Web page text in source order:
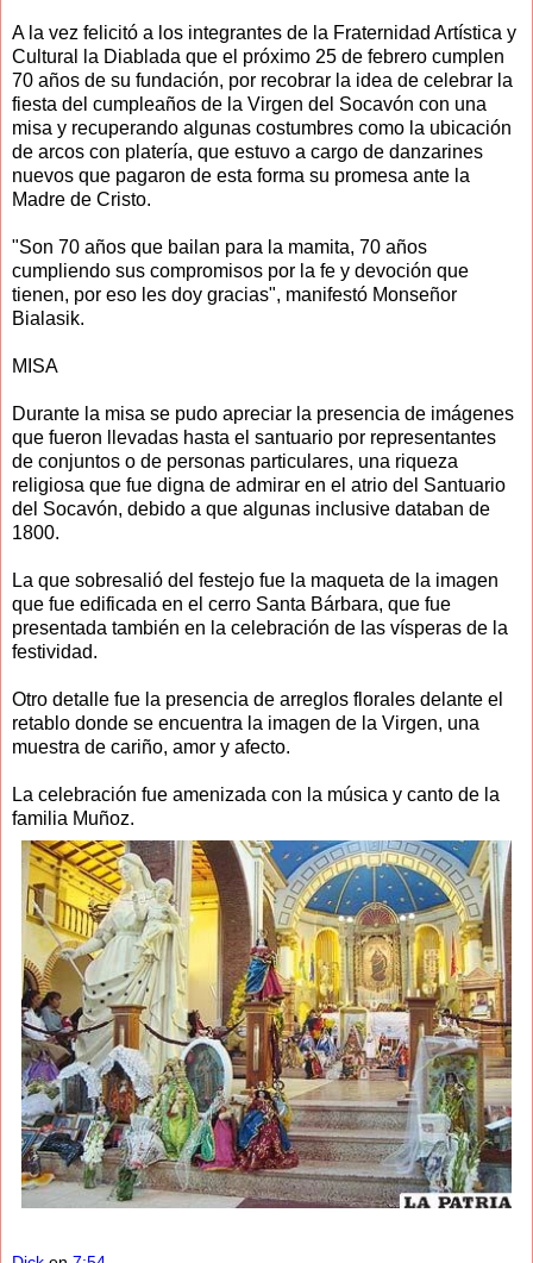
A la vez felicitó a los integrantes de la Fraternidad Artística y
Cultural la Diablada que el próximo 25 de febrero cumplen
70 años de su fundación, por recobrar la idea de celebrar la
fiesta del cumpleaños de la Virgen del Socavón con una
misa y recuperando algunas costumbres como la ubicación
de arcos con platería, que estuvo a cargo de danzarines
nuevos que pagaron de esta forma su promesa ante la
Madre de Cristo.
"Son 70 años que bailan para la mamita, 70 años
cumpliendo sus compromisos por la fe y devoción que
tienen, por eso les doy gracias", manifestó Monseñor
Bialasik.
MISA
Durante la misa se pudo apreciar la presencia de imágenes
que fueron llevadas hasta el santuario por representantes
de conjuntos o de personas particulares, una riqueza
religiosa que fue digna de admirar en el atrio del Santuario
del Socavón, debido a que algunas inclusive databan de
1800.
La que sobresalió del festejo fue la maqueta de la imagen
que fue edificada en el cerro Santa Bárbara, que fue
presentada también en la celebración de las vísperas de la
festividad.
Otro detalle fue la presencia de arreglos florales delante el
retablo donde se encuentra la imagen de la Virgen, una
muestra de cariño, amor y afecto.
La celebración fue amenizada con la música y canto de la
familia Muñoz.